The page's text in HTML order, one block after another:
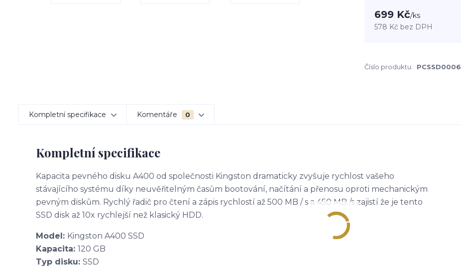
699 Kč/ks
578 Kč bez DPH
Číslo produktu: PCSSD0006
Kompletní specifikace Komentáře 0
Kompletní specifikace
Kapacita pevného disku A400 od společnosti Kingston dramaticky zvyšuje rychlost vašeho
stávajícího systému díky neuvěřitelným časům bootování, načítání a přenosu oproti mechanickým
pevným diskům. Rychlý řadič pro čtení a zápis rychlostí až 500 MB / s a 450 MB /s zajistí že je tento
SSD disk až 10x rychlejší než klasický HDD.
Model: Kingston A400 SSD
Kapacita: 120 GB
Typ disku: SSD